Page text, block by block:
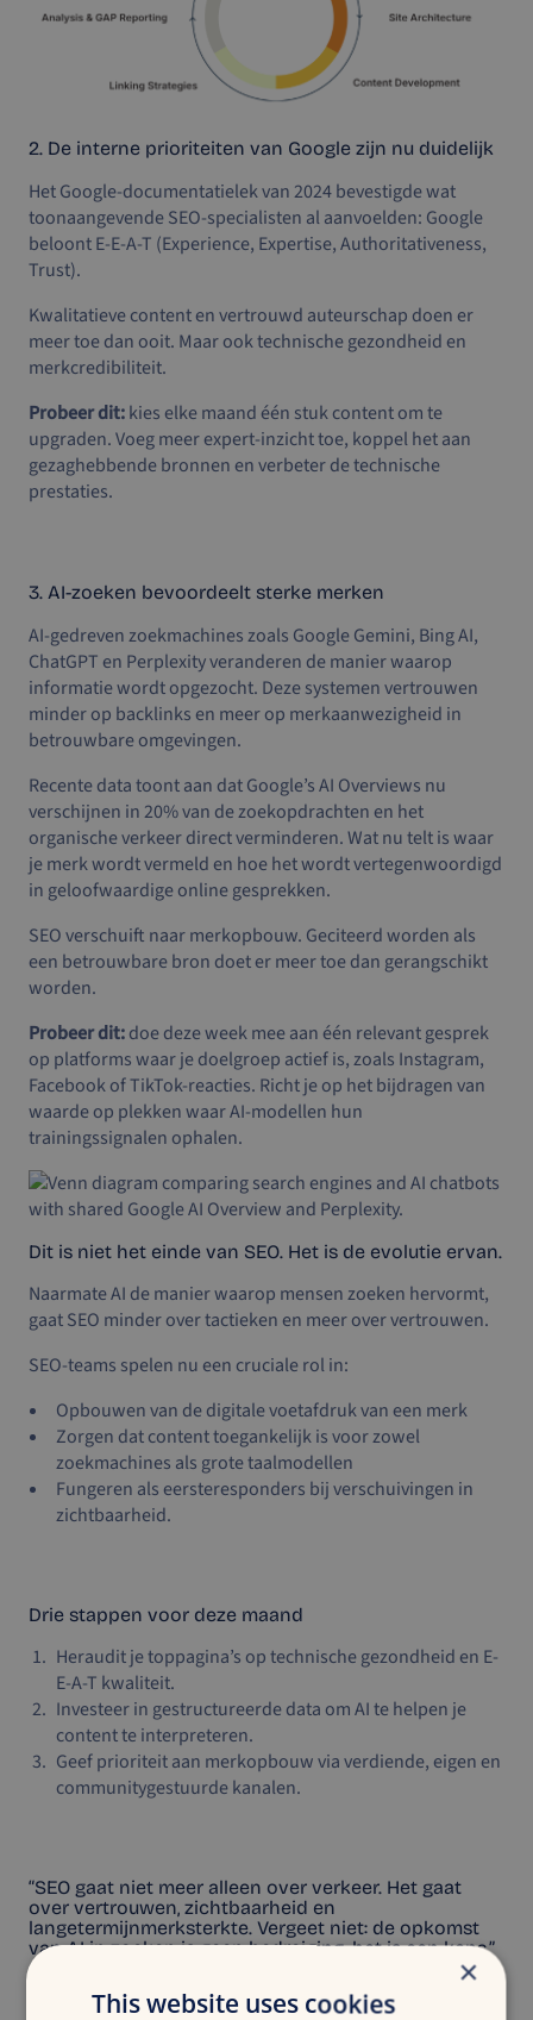
2. De interne prioriteiten van Google zijn nu duidelijk
Het Google-documentatielek van 2024 bevestigde wat
toonaangevende SEO-specialisten al aanvoelden: Google
beloont E-E-A-T (Experience, Expertise, Authoritativeness,
Trust).
Kwalitatieve content en vertrouwd auteurschap doen er
meer toe dan ooit. Maar ook technische gezondheid en
merkcredibiliteit.
Probeer dit:kies elke maand één stuk content om te
upgraden. Voeg meer expert-inzicht toe, koppel het aan
gezaghebbende bronnen en verbeter de technische
prestaties.
3. AI-zoeken bevoordeelt sterke merken
AI-gedreven zoekmachines zoals Google Gemini, Bing AI,
ChatGPT en Perplexity veranderen de manier waarop
informatie wordt opgezocht. Deze systemen vertrouwen
minder op backlinks en meer op merkaanwezigheid in
betrouwbare omgevingen.
Recente data toont aan dat Google’s AI Overviews nu
verschijnen in 20% van de zoekopdrachten en het
organische verkeer direct verminderen. Wat nu telt is waar
je merk wordt vermeld en hoe het wordt vertegenwoordigd
in geloofwaardige online gesprekken.
SEO verschuift naar merkopbouw. Geciteerd worden als
een betrouwbare bron doet er meer toe dan gerangschikt
worden.
Probeer dit:doe deze week mee aan één relevant gesprek
op platforms waar je doelgroep actief is, zoals Instagram,
Facebook of TikTok-reacties. Richt je op het bijdragen van
waarde op plekken waar AI-modellen hun
trainingssignalen ophalen.
Dit is niet het einde van SEO. Het is de evolutie ervan.
Naarmate AI de manier waarop mensen zoeken hervormt,
gaat SEO minder over tactieken en meer over vertrouwen.
SEO-teams spelen nu een cruciale rol in:
Opbouwen van de digitale voetafdruk van een merk
Zorgen dat content toegankelijk is voor zowel
zoekmachines als grote taalmodellen
Fungeren als eersteresponders bij verschuivingen in
zichtbaarheid.
Drie stappen voor deze maand
Heraudit je toppagina’s op technische gezondheid en E-
E-A-T kwaliteit.
Investeer in gestructureerde data om AI te helpen je
content te interpreteren.
Geef prioriteit aan merkopbouw via verdiende, eigen en
communitygestuurde kanalen.
“SEO gaat niet meer alleen over verkeer. Het gaat
over vertrouwen, zichtbaarheid en
langetermijnmerksterkte. Vergeet niet: de opkomst
van AI in zoeken is geen bedreiging, het is een kans.”
Dennis Goedegebuure | Merken helpen zichtbaar te blijven
×
This website uses cookies